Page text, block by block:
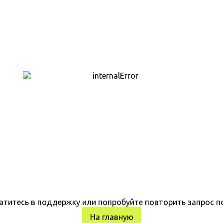
в поддержку или попробуйте повторить запрос
На главную